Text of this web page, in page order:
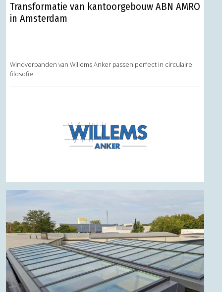
Transformatie van kantoorgebouw ABN AMRO
in Amsterdam
Windverbanden van Willems Anker passen perfect in circulaire
filosofie